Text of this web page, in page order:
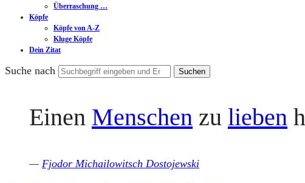
Überraschung …
Köpfe
Köpfe von A-Z
Kluge Köpfe
Dein Zitat
Suche nach
Einen Menschen zu lieben
— Fjodor Michailowitsch Dostojewski